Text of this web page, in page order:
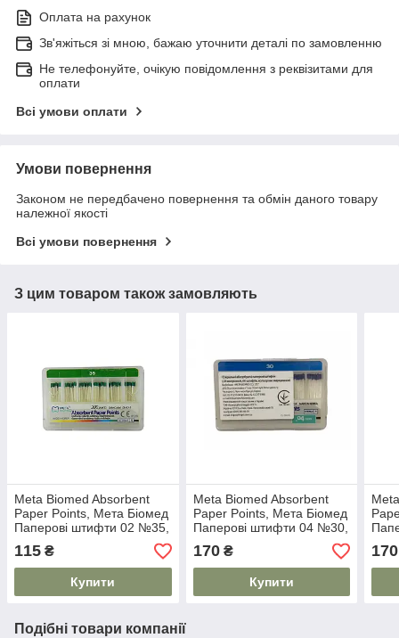
Оплата на рахунок
Зв'яжіться зі мною, бажаю уточнити деталі по замовленню
Не телефонуйте, очікую повідомлення з реквізитами для
оплати
Всі умови оплати
Умови повернення
Законом не передбачено повернення та обмін даного товару
належної якості
Всі умови повернення
З цим товаром також замовляють
Meta Biomed Absorbent
Paper Points, Мета Біомед
Паперові штифти 02 №35,
200шт
115 ₴
Купити
Meta Biomed Absorbent
Paper Points, Мета Біомед
Паперові штифти 04 №30,
60шт
170₴
Купити
170
Подібні товари компанії